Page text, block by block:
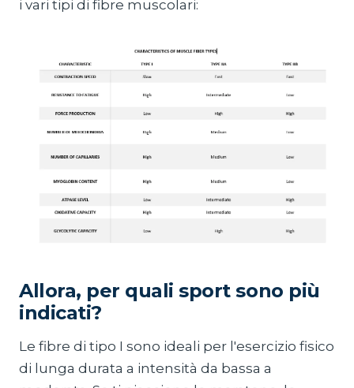
i vari tipi di fibre muscolari:
Allora, per quali sport sono più
indicati?
Le fibre di tipo I sono ideali per l'esercizio fisico
di lunga durata a intensità da bassa a